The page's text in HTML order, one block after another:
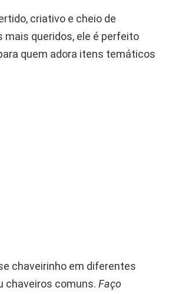
criativo e cheio de
mais queridos, ele é perfeito
quem adora itens temáticos
chaveirinho em diferentes
chaveiros comuns. Faço